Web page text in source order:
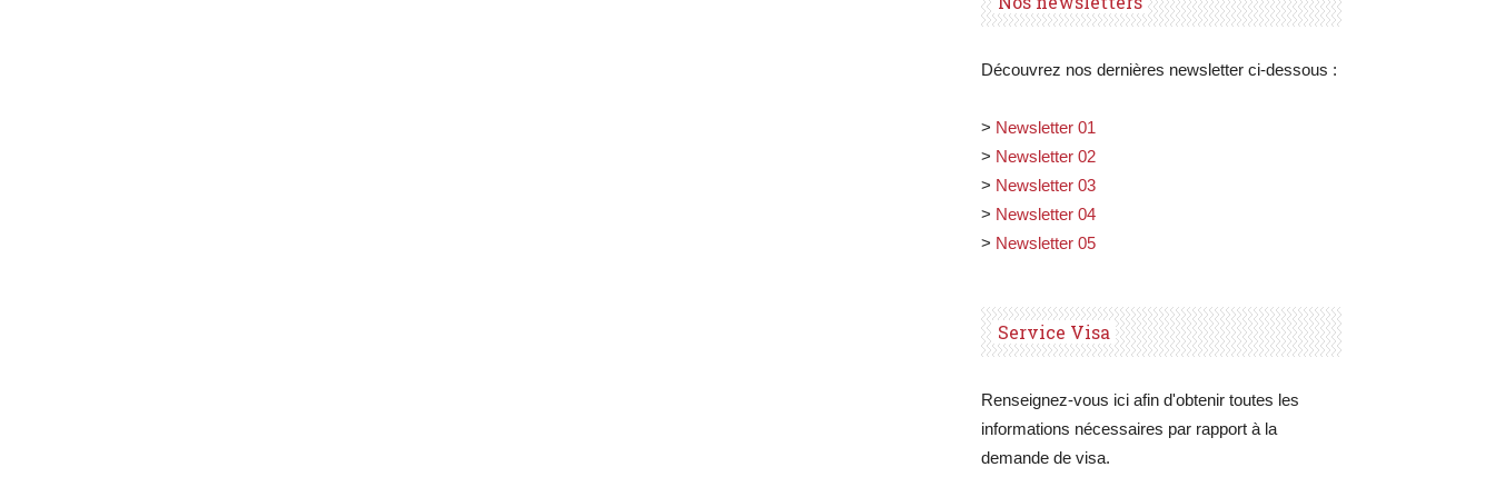
Découvrez nos dernières newsletter ci-dessous :
> Newsletter 01
> Newsletter 02
> Newsletter 03
> Newsletter 04
> Newsletter 05
Service Visa
Renseignez-vous ici afin d'obtenir toutes les
informations nécessaires par rapport à la
demande de visa.